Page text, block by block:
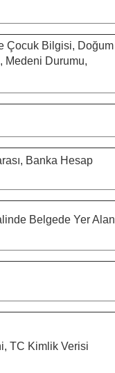
Çocuk Bilgisi, Doğum
Medeni Durumu,
Banka Hesap
Belgede Yer Alan
TC Kimlik Verisi